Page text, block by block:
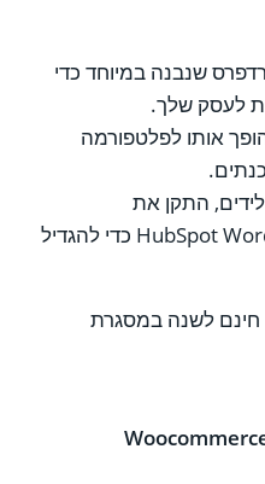
שנבנה במיוחד כדי
לעסק שלך.
אותו לפלטפורמה
התקן את
Elementor ואת הפלאגין HubSpot WordPress כדי להגדיל
לשנה במסגרת